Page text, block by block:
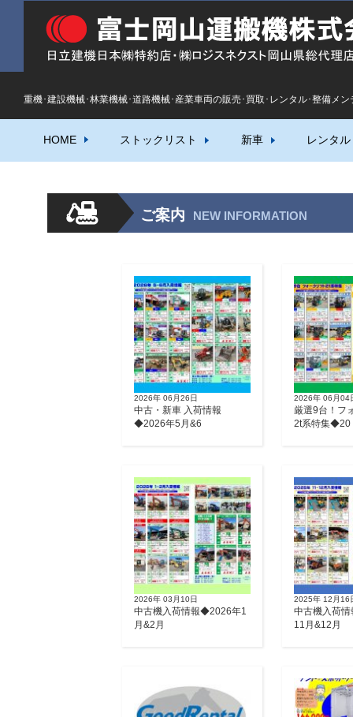
重機･建設機械･林業機械･道路機械･産業車両の販売･買取･レンタル･整備メン
HOME ストックリスト 新車 レンタル
ご案内 NEW INFORMATION
2026年 06月26日
中古・新車 入荷情報
◆2026年5月&6
2026年 06月04
厳選9台！フ
2t系特集◆20
2026年 03月10日
中古機入荷情報◆2026年1
月&2月
2025年 12月16
中古機入荷
11月&12月